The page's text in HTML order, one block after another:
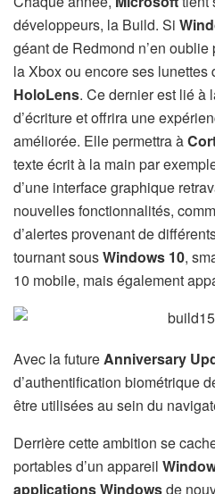
développeurs, la Build. Si
géant de Redmond n’en oublie
la Xbox ou encore ses
HoloLens. Ce dernier est lié à
d’écriture et offrira une
améliorée. Elle permettra à
texte écrit à la main par
d’une interface graphique
nouvelles fonctionnalités,
d’alertes provenant de
tournant sousWindows 10,
10 mobile, mais également
Avec la futureAnniversary
d’authentification biométrique
être utilisées au sein du
Derrière cette ambition se
portables d’un appareil
applicationsWindowsde